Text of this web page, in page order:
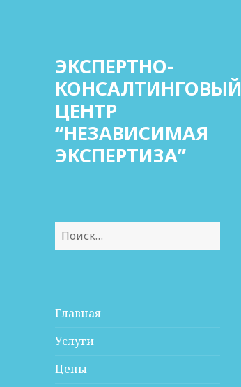
ЭКСПЕРТНО-
КОНСАЛТИНГОВЫЙ
ЦЕНТР
“НЕЗАВИСИМАЯ
ЭКСПЕРТИЗА”
Найти:
Главная
Услуги
Цены